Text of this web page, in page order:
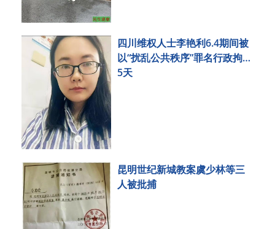
四川维权人士李艳利6.4期间被
以“扰乱公共秩序”罪名行政拘留
5天
昆明世纪新城教案虞少林等三
人被批捕